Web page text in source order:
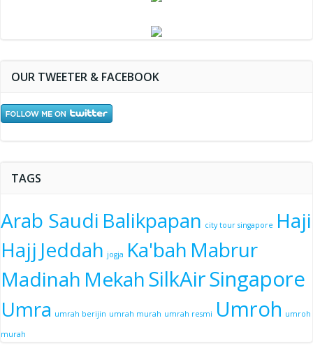
OUR TWEETER & FACEBOOK
TAGS
Arab Saudi Balikpapan city tour singapore Haji
Hajj Jeddah jogja Ka'bah Mabrur
Madinah MekahSilkAirSingapore
Umra umrah berijin umrah murah umrah resmi Umroh umroh
murah